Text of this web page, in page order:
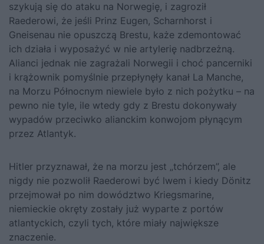
szykują się do ataku na Norwegię, i zagroził
Raederowi, że jeśli Prinz Eugen, Scharnhorst i
Gneisenau nie opuszczą Brestu, każe zdemontować
ich działa i wyposażyć w nie artylerię nadbrzeżną.
Alianci jednak nie zagrażali Norwegii i choć pancerniki
i krążownik pomyślnie przepłynęły kanał La Manche,
na Morzu Północnym niewiele było z nich pożytku – na
pewno nie tyle, ile wtedy gdy z Brestu dokonywały
wypadów przeciwko alianckim konwojom płynącym
przez Atlantyk.
Hitler przyznawał, że na morzu jest „tchórzem”, ale
nigdy nie pozwolił Raederowi być lwem i kiedy Dönitz
przejmował po nim dowództwo Kriegsmarine,
niemieckie okręty zostały już wyparte z portów
atlantyckich, czyli tych, które miały największe
znaczenie.